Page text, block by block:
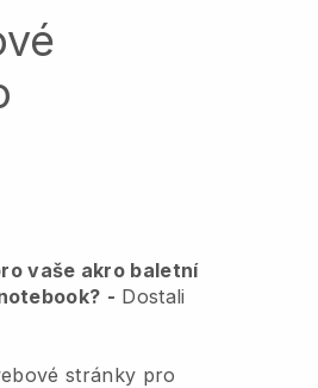
vaše akro baletní
- Dostali
stránky pro